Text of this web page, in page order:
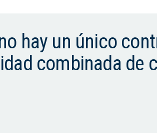
hay un único
combinada de